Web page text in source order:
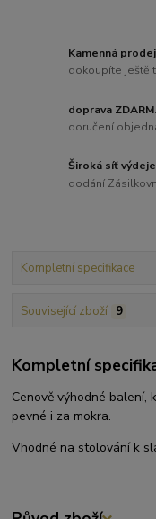
Kamenná
dokoupíte ještě
doprava
doručení
Široká síť
dodání
Kompletní specifikace
Související zboží 9
Kompletní
Cenově výhodné balení,
pevné i za mokra.
Vhodné na stolování k